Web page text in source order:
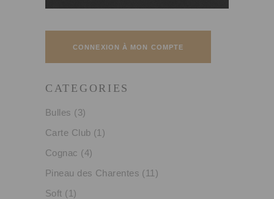
CONNEXION À MON COMPTE
CATEGORIES
Bulles (3)
Carte Club (1)
Cognac (4)
Pineau des Charentes (11)
Soft (1)